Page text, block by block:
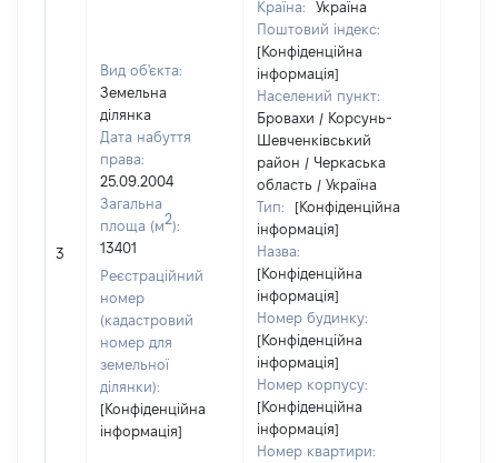
3
Вид об'єкта:
Земельна
ділянка
Дата набуття
права:
25.09.2004
Загальна
площа (м2):
13401
Реєстраційний
номер
(кадастровий
номер для
земельної
ділянки):
[Конфіденційна
інформація]
Країна:
Україна
Поштовий індекс:
[Конфіденційна
інформація]
Населений пункт:
Бровахи / Корсунь-
Шевченківський
район / Черкаська
область / Україна
Тип:
[Конфіденційна
інформація]
Назва:
[Конфіденційна
інформація]
Номер будинку:
[Конфіденційна
інформація]
Номер корпусу:
[Конфіденційна
інформація]
Номер квартири: